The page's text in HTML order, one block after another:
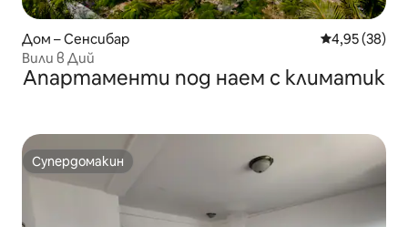
Дом – Сенсибар Средна
4,95 (38)
Вили в Дий
Апартаменти под наем с климатик
Супердомакин
Супердомакин